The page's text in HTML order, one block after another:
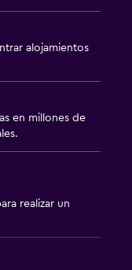
alojamientos
en millones de
realizar un